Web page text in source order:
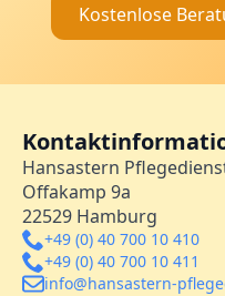
Kostenlose
Hansastern
Offakamp 9a
22529 Hamburg
+49 (0) 40 700 10 410
+49 (0) 40 700 10 411
info@hansastern-